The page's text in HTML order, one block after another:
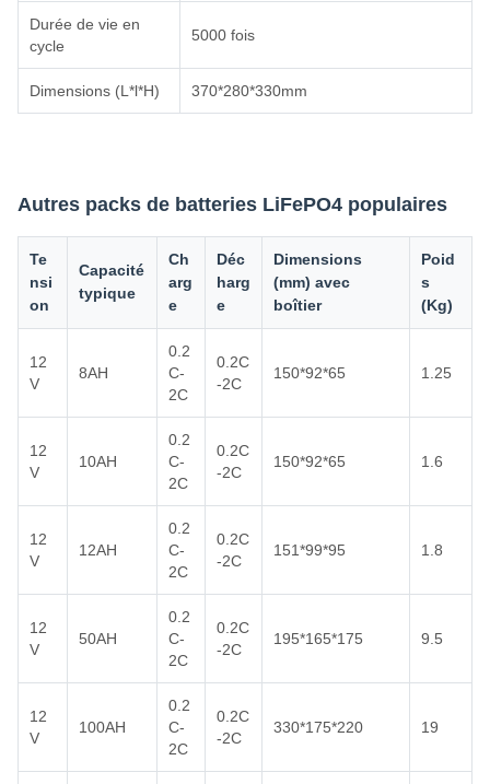
Durée de vie en
cycle
5000 fois
Dimensions (L*l*H) 370*280*330mm
Autres packs de batteries LiFePO4 populaires
Te
nsi
on
Capacité
typique
Ch
arg
e
Déc
harg
e
Dimensions
(mm) avec
boîtier
Poid
s
(Kg)
12
V
8AH
0.2
C-
2C
0.2C
-2C
150*92*65 1.25
12
V
10AH
0.2
C-
2C
0.2C
-2C
150*92*65 1.6
12
V
12AH
0.2
C-
2C
0.2C
-2C
151*99*95 1.8
12
V
50AH
0.2
C-
2C
0.2C
-2C
195*165*175 9.5
12
V
100AH
0.2
C-
2C
0.2C
-2C
330*175*220 19